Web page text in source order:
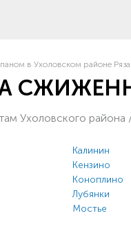
в Ухоловском районе
Ухоловского района
Калинин
Кензино
Коноплино
Лубянки
Мостье